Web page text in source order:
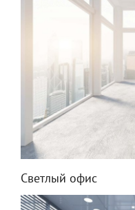
Светлый офис